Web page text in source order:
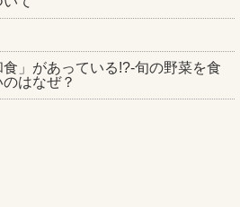
」があっている!?-旬の野菜を食
はなぜ？